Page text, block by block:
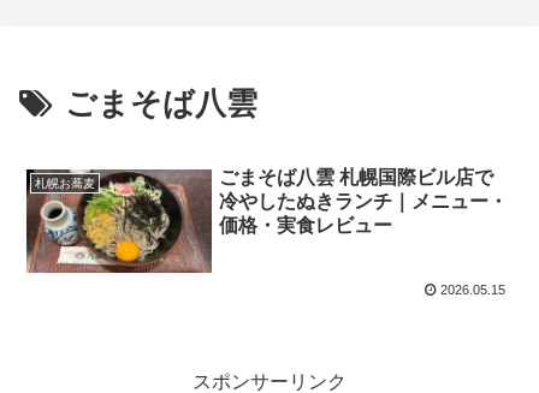
ごまそば八雲
札幌お蕎麦
ごまそば八雲 札幌国際ビル店で
冷やしたぬきランチ｜メニュー・
価格・実食レビュー
2026.05.15
スポンサーリンク